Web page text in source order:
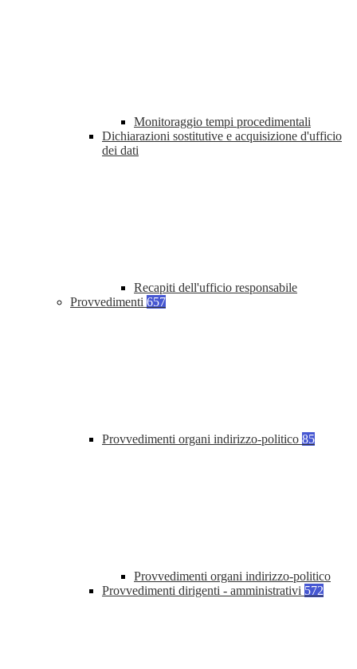
Monitoraggio tempi procedimentali
Dichiarazioni sostitutive e acquisizione d'ufficio
dei dati
Recapiti dell'ufficio responsabile
Provvedimenti 657
Provvedimenti organi indirizzo-politico 85
Provvedimenti organi indirizzo-politico
Provvedimenti dirigenti - amministrativi 572